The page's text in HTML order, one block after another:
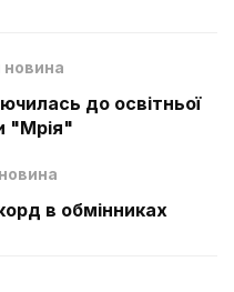
до освітньої
"Мрія"
в обмінниках